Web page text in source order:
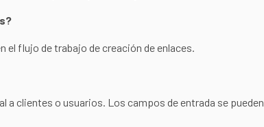
el flujo de trabajo de creación de enlaces.
clientes o usuarios. Los campos de entrada se pueden